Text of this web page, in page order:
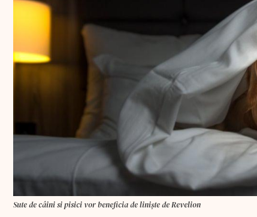
Sute de câini si pisici vor beneficia de liniște de Revelion